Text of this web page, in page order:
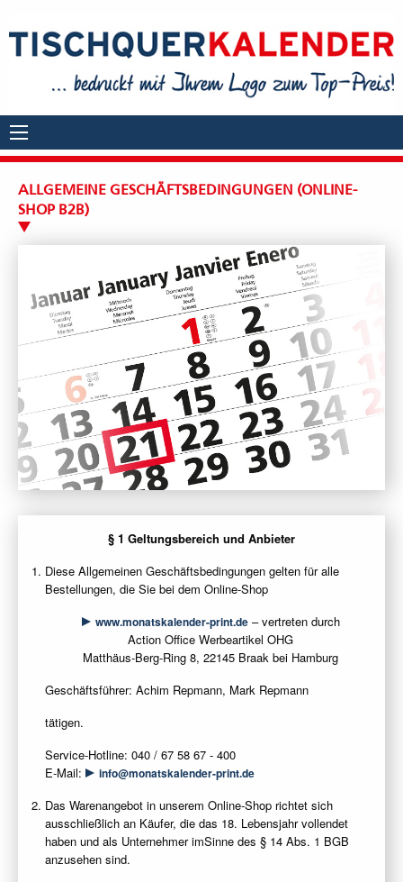
ALLGEMEINE GESCHÄFTSBEDINGUNGEN (ONLINE-
SHOP B2B)
§ 1 Geltungsbereich und Anbieter
Diese Allgemeinen Geschäftsbedingungen gelten für alle
Bestellungen, die Sie bei dem Online-Shop
www.monatskalender-print.de– vertreten durch
Action Office Werbeartikel OHG
Matthäus-Berg-Ring 8, 22145 Braak bei Hamburg
Geschäftsführer: Achim Repmann, Mark Repmann
tätigen.
Service-Hotline: 040 / 67 58 67 - 400
E-Mail:
info@monatskalender-print.de
Das Warenangebot in unserem Online-Shop richtet sich
ausschließlich an Käufer, die das 18. Lebensjahr vollendet
haben und als Unternehmer imSinne des § 14 Abs. 1 BGB
anzusehen sind.